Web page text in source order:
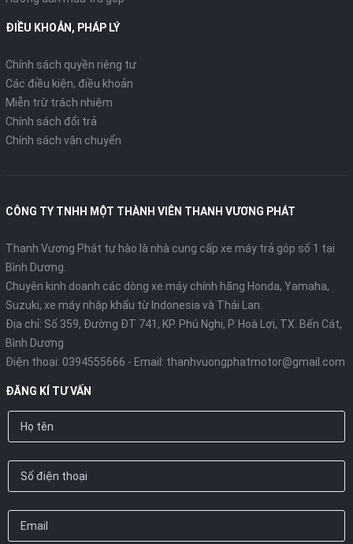
ĐIỀU KHOẢN, PHÁP LÝ
Chính sách quyền riêng tư
Các điều kiện, điều khoản
Miễn trừ trách nhiệm
Chính sách đổi trả
Chính sách vận chuyển
CÔNG TY TNHH MỘT THÀNH VIÊN THANH VƯƠNG PHÁT
Thanh Vương Phát tự hào là nhà cung cấp xe máy trả góp số 1 tại
Bình Dương.
Chuyên kinh doanh các dòng xe máy chính hãng Honda, Yamaha,
Suzuki, xe máy nhập khẩu từ Indonesia và Thái Lan.
Địa chỉ: Số 359, Đường ĐT 741, KP. Phú Nghị, P. Hoà Lợi, TX. Bến Cát,
Bình Dương
Điện thoại: 0394555666 - Email: thanhvuongphatmotor@gmail.com
ĐĂNG KÍ TƯ VẤN